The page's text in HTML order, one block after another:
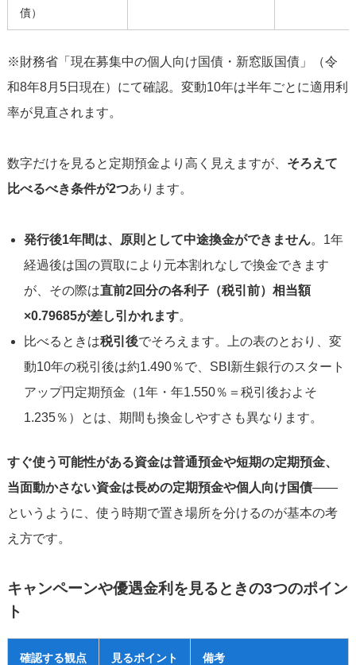
債）
※財務省「現在募集中の個人向け国債・新窓販国債」（令
和8年8月5日現在）にて確認。変動10年は半年ごとに適用利
率が見直されます。
数字だけを見ると定期預金より高く見えますが、 そろえて
比べるべき条件が2つあります。
発行後1年間は、原則として中途換金ができません。1年
経過後は国の買取により元本割れなしで換金できます
が、その際は直前2回分の各利子（税引前）相当額
×0.79685が差し引かれます。
比べるときは税引後でそろえます。上の表のとおり、変
動10年の税引後は約1.490％で、SBI新生銀行のスタート
アップ円定期預金（1年・年1.550％＝税引後およそ
1.235％）とは、期間も換金しやすさも異なります。
すぐ使う可能性がある資金は普通預金や短期の定期預金、
当面動かさない資金は長めの定期預金や個人向け国債——
というように、使う時期で置き場所を分けるのが基本の考
え方です。
キャンペーンや優遇金利を見るときの3つのポイン
ト
確認する観点 見るポイント 備考